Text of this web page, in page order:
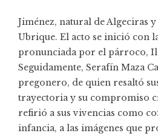
Jiménez, natural de Algeciras
Ubrique. El acto se inició con
pronunciada por el párroco,
Seguidamente, Serafín Maza
pregonero, de quien resaltó
trayectoria y su compromiso
refirió a sus vivencias como
infancia, a las imágenes que